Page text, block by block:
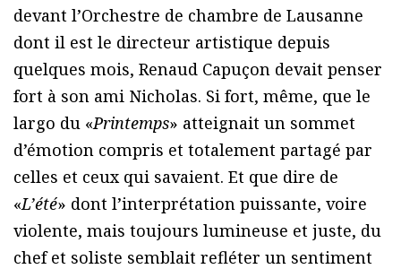
devant l’Orchestre de chambre de Lausanne
dont il est le directeur artistique depuis
quelques mois, Renaud Capuçon devait penser
fort à son ami Nicholas. Si fort, même, que le
largo du «Printemps» atteignait un sommet
d’émotion compris et totalement partagé par
celles et ceux qui savaient. Et que dire de
«L’été» dont l’interprétation puissante, voire
violente, mais toujours lumineuse et juste, du
chef et soliste semblait refléter un sentiment